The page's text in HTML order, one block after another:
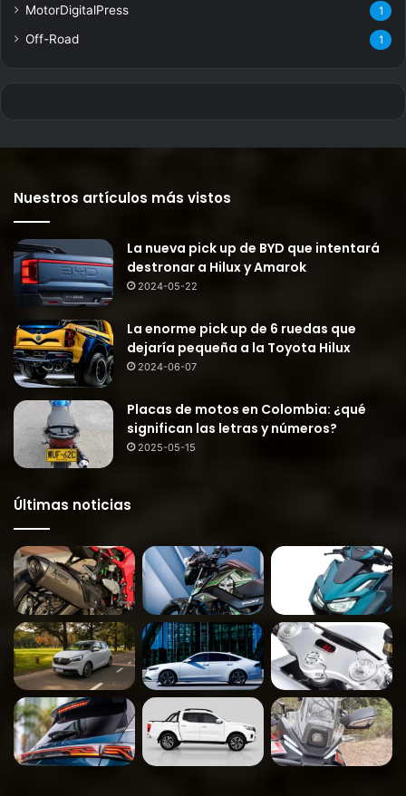
MotorDigitalPress 1
Off-Road 1
Nuestros artículos más vistos
La nueva pick up de BYD que intentará
destronar a Hilux y Amarok
2024-05-22
La enorme pick up de 6 ruedas que
dejaría pequeña a la Toyota Hilux
2024-06-07
Placas de motos en Colombia: ¿qué
significan las letras y números?
2025-05-15
Últimas noticias